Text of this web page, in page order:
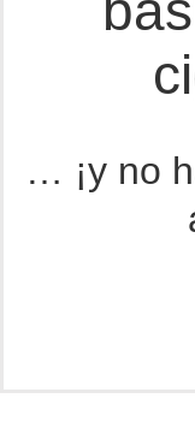
… ¡y no